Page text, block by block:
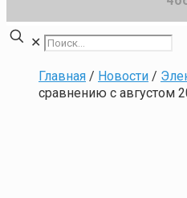
✕
Главная / Новости /
сравнению с августом